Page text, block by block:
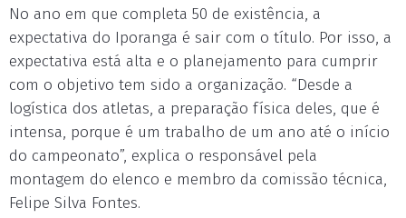
No ano em que completa 50 de existência, a
expectativa do Iporanga é sair com o título. Por isso, a
expectativa está alta e o planejamento para cumprir
com o objetivo tem sido a organização. “Desde a
logística dos atletas, a preparação física deles, que é
intensa, porque é um trabalho de um ano até o início
do campeonato”, explica o responsável pela
montagem do elenco e membro da comissão técnica,
Felipe Silva Fontes.